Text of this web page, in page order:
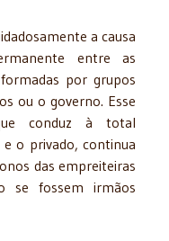
a causa
entre as
por grupos
ou o governo. Esse
conduz à total
o privado, continua
das empreiteiras
se fossem irmãos